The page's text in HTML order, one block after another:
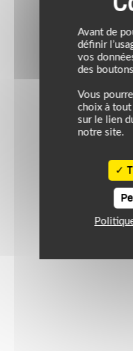
Avant de
définir
vos
des
Vous
choix à
sur le lien
notre site.